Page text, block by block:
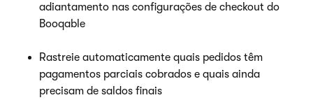
adiantamento nas configurações de checkout do
Booqable
Rastreie automaticamente quais pedidos têm
pagamentos parciais cobrados e quais ainda
precisam de saldos finais